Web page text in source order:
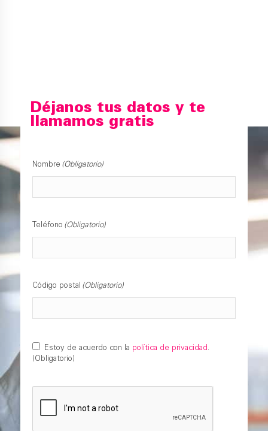
Déjanos tus datos y te
llamamos gratis
Nombre (Obligatorio)
Teléfono (Obligatorio)
Código postal (Obligatorio)
(Obligatorio)
Estoy de acuerdo con la política de privacidad.
(Obligatorio)